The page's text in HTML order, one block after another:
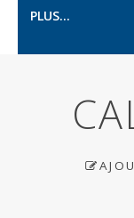
PLUS...